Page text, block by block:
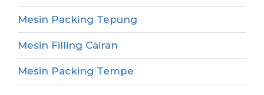
Mesin Packing Tepung
Mesin Filling Cairan
Mesin Packing Tempe